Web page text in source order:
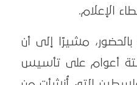
الإعلام.
مشيرًا إلى أن
ستة أعوام على تأسيس